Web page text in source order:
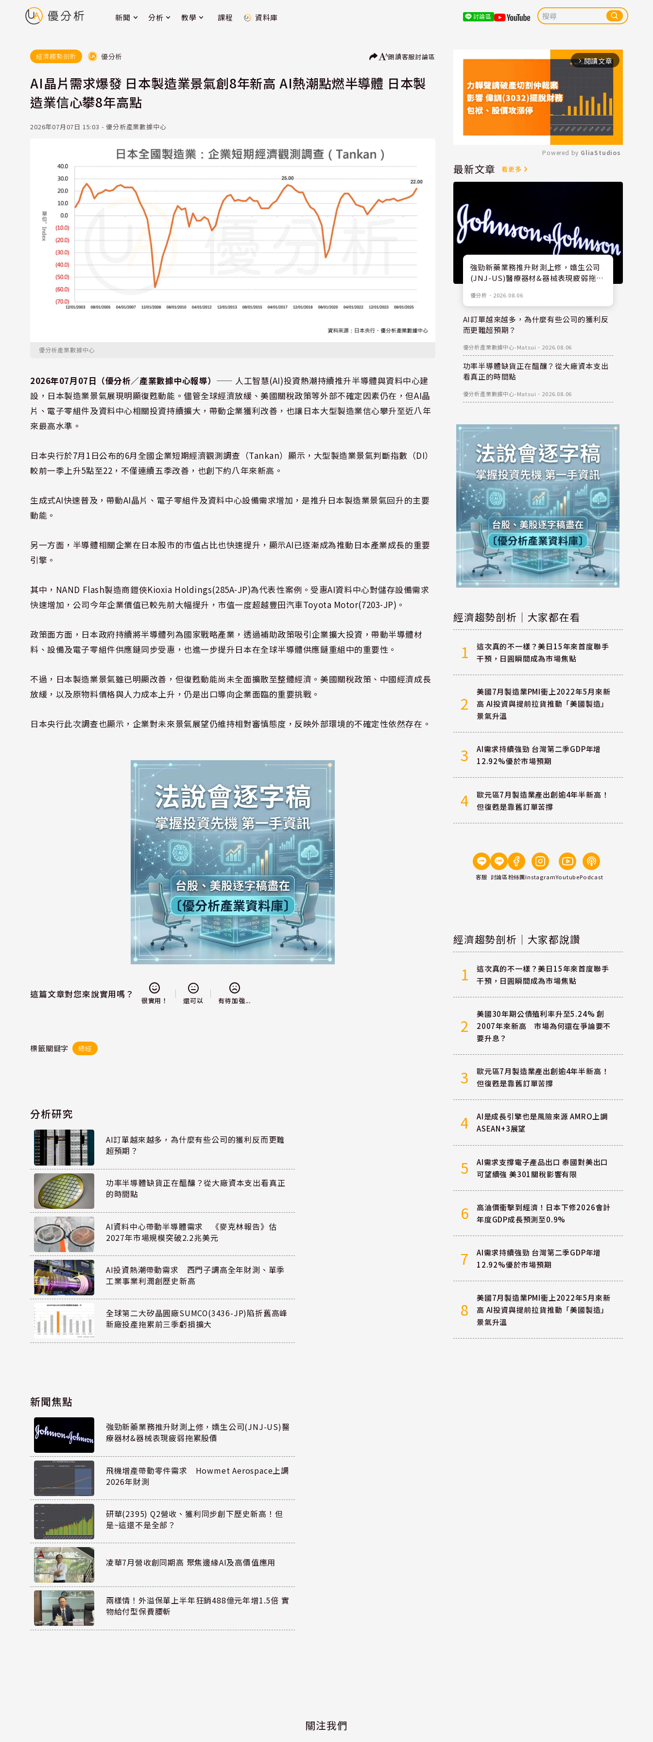
新聞 分析 教學 課程 資料庫 討論區
經濟趨勢剖析 優分析 朗讀客服討論區
AI晶片需求爆發 日本製造業景氣創8年新高 AI熱潮點燃半導體 日本製
造業信心攀8年高點
2026年07月07日 15:03 - 優分析產業數據中心
優分析產業數據中心
2026年07月07日（優分析／產業數據中心報導） ⸺ 人工智慧(AI)投資熱潮持續推升半導體與資料中心建
設，日本製造業景氣展現明顯復甦動能。儘管全球經濟放緩、美國關稅政策等外部不確定因素仍在，但AI晶
片、電子零組件及資料中心相關投資持續擴大，帶動企業獲利改善，也讓日本大型製造業信心攀升至近八年
來最高水準。
日本央行於7月1日公布的6月全國企業短期經濟觀測調查（Tankan）顯示，大型製造業景氣判斷指數（DI）
較前一季上升5點至22，不僅連續五季改善，也創下約八年來新高。
生成式AI快速普及，帶動AI晶片、電子零組件及資料中心設備需求增加，是推升日本製造業景氣回升的主要
動能。
另一方面，半導體相關企業在日本股市的市值占比也快速提升，顯示AI已逐漸成為推動日本產業成長的重要
引擎。
其中，NAND Flash製造商鎧俠Kioxia Holdings(285A-JP)為代表性案例。受惠AI資料中心對儲存設備需求
快速增加，公司今年企業價值已較先前大幅提升，市值一度超越豐田汽車Toyota Motor(7203-JP)。
政策面方面，日本政府持續將半導體列為國家戰略產業，透過補助政策吸引企業擴大投資，帶動半導體材
料、設備及電子零組件供應鏈同步受惠，也進一步提升日本在全球半導體供應鏈重組中的重要性。
不過，日本製造業景氣雖已明顯改善，但復甦動能尚未全面擴散至整體經濟。美國關稅政策、中國經濟成長
放緩，以及原物料價格與人力成本上升，仍是出口導向企業面臨的重要挑戰。
日本央行此次調查也顯示，企業對未來景氣展望仍維持相對審慎態度，反映外部環境的不確定性依然存在。
這篇文章對您來說實用嗎？
很實用！ 還可以 有待加強...
標籤關鍵字 總經
分析研究
AI訂單越來越多，為什麼有些公司的獲利反而更難
超預期？
功率半導體缺貨正在醞釀？從大廠資本支出看真正
的時間點
AI資料中心帶動半導體需求 《麥克林報告》估
2027年市場規模突破2.2兆美元
AI投資熱潮帶動需求 西門子調高全年財測、單季
工業事業利潤創歷史新高
全球第二大矽晶圓廠SUMCO(3436-JP)陷折舊高峰
新廠投產拖累前三季虧損擴大
新聞焦點
強勁新藥業務推升財測上修，嬌生公司(JNJ-US)醫
療器材&器械表現疲弱拖累股價
飛機增產帶動零件需求 Howmet Aerospace上調
2026年財測
研華(2395) Q2營收、獲利同步創下歷史新高！但
是~這還不是全部？
凌華7月營收創同期高 聚焦邊緣AI及高價值應用
兩樣情！外溢保單上半年狂銷488億元年增1.5倍 實
物給付型保費腰斬
arrow_forward_ios 閱讀文章
Mute
Powered by GliaStudios
最新文章 看更多
強勁新藥業務推升財測上修，嬌生公司
(JNJ-US)醫療器材&器械表現疲弱拖累
優分析 ． 2026.08.06
AI訂單越來越多，為什麼有些公司的獲利反
而更難超預期？
優分析產業數據中心-Matsui ． 2026.08.06
功率半導體缺貨正在醞釀？從大廠資本支出
看真正的時間點
優分析產業數據中心-Matsui ． 2026.08.06
經濟趨勢剖析｜大家都在看
1
這次真的不一樣？美日15年來首度聯手
干預，日圓瞬間成為市場焦點
2
美國7月製造業PMI衝上2022年5月來新
高 AI投資與提前拉貨推動「美國製造」
景氣升溫
3
AI需求持續強勁 台灣第二季GDP年增
12.92%優於市場預期
4
歐元區7月製造業產出創逾4年半新高！
但復甦是靠舊訂單苦撐
客服 討論區粉絲團InstagramYoutubePodcast
經濟趨勢剖析｜大家都說讚
1
這次真的不一樣？美日15年來首度聯手
干預，日圓瞬間成為市場焦點
2
美國30年期公債殖利率升至5.24% 創
2007年來新高 市場為何還在爭論要不
要升息？
3
歐元區7月製造業產出創逾4年半新高！
但復甦是靠舊訂單苦撐
4
AI是成長引擎也是風險來源 AMRO上調
ASEAN+3展望
5
AI需求支撐電子產品出口 泰國對美出口
可望續強 美301關稅影響有限
6
高油價衝擊到經濟！日本下修2026會計
年度GDP成長預測至0.9%
7
AI需求持續強勁 台灣第二季GDP年增
12.92%優於市場預期
8
美國7月製造業PMI衝上2022年5月來新
高 AI投資與提前拉貨推動「美國製造」
景氣升溫
關注我們